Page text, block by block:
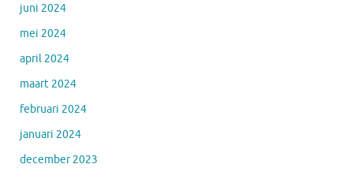
juni 2024
mei 2024
april 2024
maart 2024
februari 2024
januari 2024
december 2023